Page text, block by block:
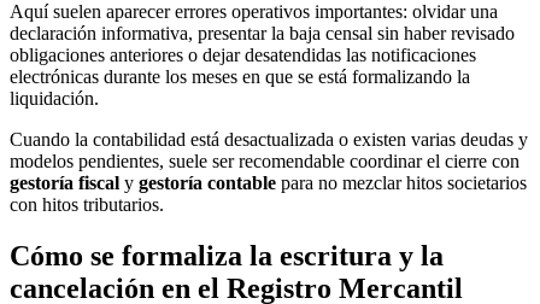
Aquí suelen aparecer errores operativos importantes: olvidar una
declaración informativa, presentar la baja censal sin haber revisado
obligaciones anteriores o dejar desatendidas las notificaciones
electrónicas durante los meses en que se está formalizando la
liquidación.
Cuando la contabilidad está desactualizada o existen varias deudas y
modelos pendientes, suele ser recomendable coordinar el cierre con
gestoría fiscal y gestoría contable para no mezclar hitos societarios
con hitos tributarios.
Cómo se formaliza la escritura y la
cancelación en el Registro Mercantil